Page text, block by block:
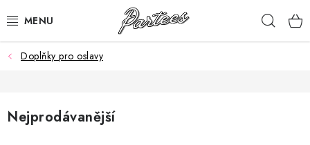
na
ROZLUČKA
Doplňky pro oslavy
Nejprodávanější